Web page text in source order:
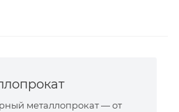
металлопрокат — от